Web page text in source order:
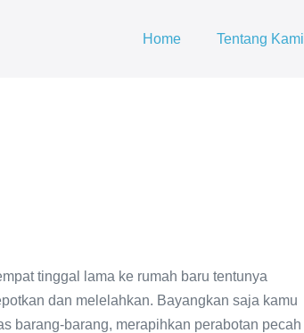
Home Tentang Kami
tinggal lama ke rumah baru tentunya
dan melelahkan. Bayangkan saja kamu
barang-barang, merapihkan perabotan pecah